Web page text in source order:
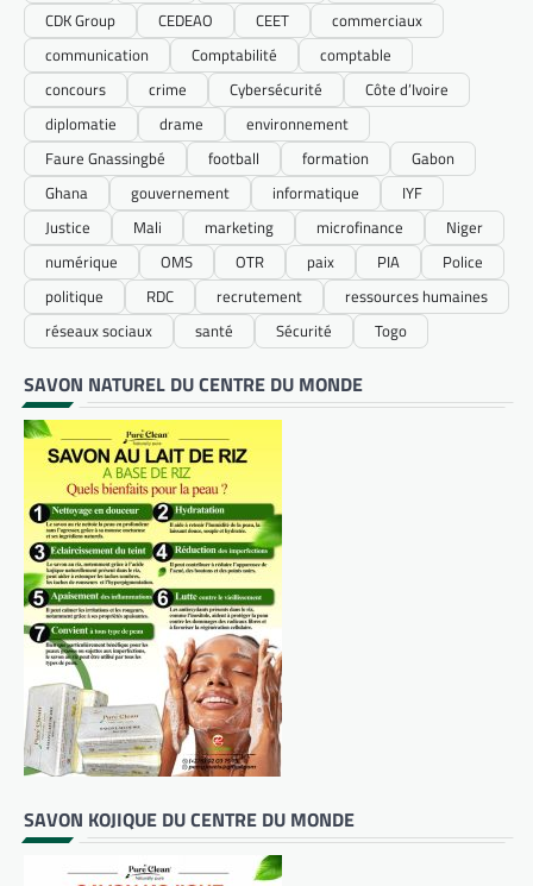
CDK Group
CEDEAO CEET
commerciaux
communication
Comptabilité
comptable
concours
crime Cybersécurité
Côte d’Ivoire
diplomatie
drame
environnement
Faure Gnassingbé
football formation
Gabon
Ghana
gouvernement informatique
IYF
Justice
Mali marketing microfinance
Niger
numérique
OMS OTR paix PIA
Police
politique
RDC recrutement
ressources humaines
réseaux sociaux
santé Sécurité Togo
SAVON NATUREL DU CENTRE DU MONDE
SAVON KOJIQUE DU CENTRE DU MONDE